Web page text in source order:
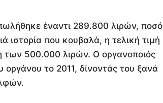
έναντι 289.800 λιρών, ποσό
ιστορία που κουβαλά, η τελική τιμή
των 500.000 λιρών. Ο οργανοποιός
το 2011, δίνοντάς του ξανά